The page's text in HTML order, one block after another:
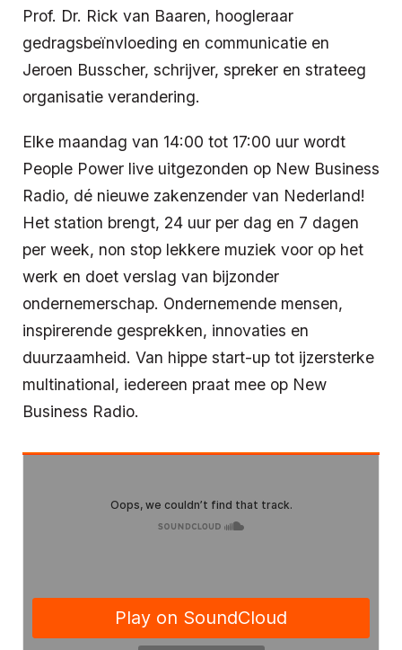
Prof. Dr. Rick van Baaren, hoogleraar
gedragsbeïnvloeding en communicatie en
Jeroen Busscher, schrijver, spreker en strateeg
organisatie verandering.
Elke maandag van 14:00 tot 17:00 uur wordt
People Power live uitgezonden op New Business
Radio, dé nieuwe zakenzender van Nederland!
Het station brengt, 24 uur per dag en 7 dagen
per week, non stop lekkere muziek voor op het
werk en doet verslag van bijzonder
ondernemerschap. Ondernemende mensen,
inspirerende gesprekken, innovaties en
duurzaamheid. Van hippe start-up tot ijzersterke
multinational, iedereen praat mee op New
Business Radio.